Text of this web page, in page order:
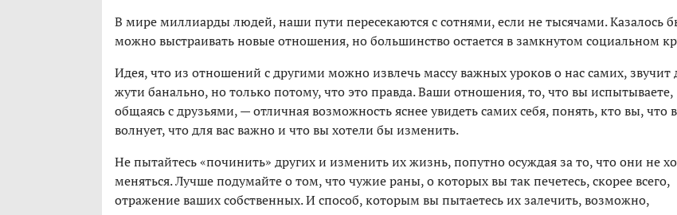
В мире миллиарды людей, наши пути пересекаются с сотнями, если не тысячами. Казалось
можно выстраивать новые отношения, но большинство остается в замкнутом социальном
Идея, что из отношений с другими можно извлечь массу важных уроков о нас самих, звучит
жути банально, но только потому, что это правда. Ваши отношения, то, что вы испытываете,
общаясь с друзьями, — отличная возможность яснее увидеть самих себя, понять, кто вы, что
волнует, что для вас важно и что вы хотели бы изменить.
Не пытайтесь «починить» других и изменить их жизнь, попутно осуждая за то, что они не
меняться. Лучше подумайте о том, что чужие раны, о которых вы так печетесь, скорее всего,
отражение ваших собственных. И способ, которым вы пытаетесь их залечить, возможно,